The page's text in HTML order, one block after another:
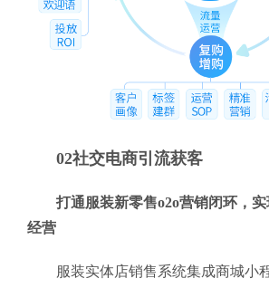
02社交电商引流获客
打通服装新零售o2o营销闭环，
经营
服装实体店销售系统集成商城小